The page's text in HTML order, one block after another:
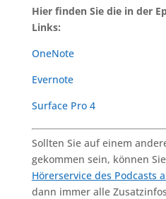
Hier finden Sie die in der
Links:
OneNote
Evernote
Surface Pro 4
Sollten Sie auf einem
gekommen sein, können
Hörerservice des Podcasts
dann immer alle